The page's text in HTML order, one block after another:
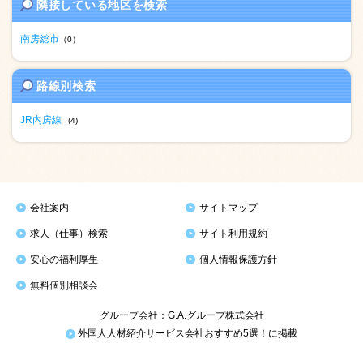
隣接している地区を検索
南房総市 （0）
路線別検索
JR内房線 (4)
会社案内 サイトマップ
求人（仕事）検索 サイト利用規約
安心の福利厚生 個人情報保護方針
無料個別相談会
グループ会社：G.A.グループ株式会社
外国人人材紹介サービス会社おすすめ5選！に掲載